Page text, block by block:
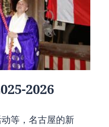
2026
等，名古屋的新